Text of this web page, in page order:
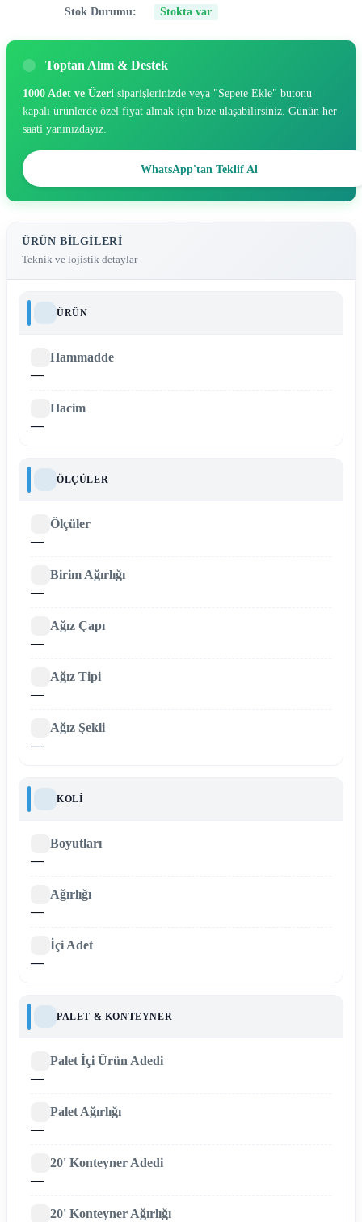
Stok Durumu: Stokta var
Toptan Alım & Destek
1000 Adet ve Üzeri siparişlerinizde veya "Sepete Ekle" butonu
kapalı ürünlerde özel fiyat almak için bize ulaşabilirsiniz. Günün her
saati yanınızdayız.
WhatsApp'tan Teklif Al
ÜRÜN BILGILERI
Teknik ve lojistik detaylar
ÜRÜN
Hammadde
—
Hacim
—
ÖLÇÜLER
Ölçüler
—
Birim Ağırlığı
—
Ağız Çapı
—
Ağız Tipi
—
Ağız Şekli
—
KOLI
Boyutları
—
Ağırlığı
—
İçi Adet
—
PALET & KONTEYNER
Palet İçi Ürün Adedi
—
Palet Ağırlığı
—
20' Konteyner Adedi
—
20' Konteyner Ağırlığı